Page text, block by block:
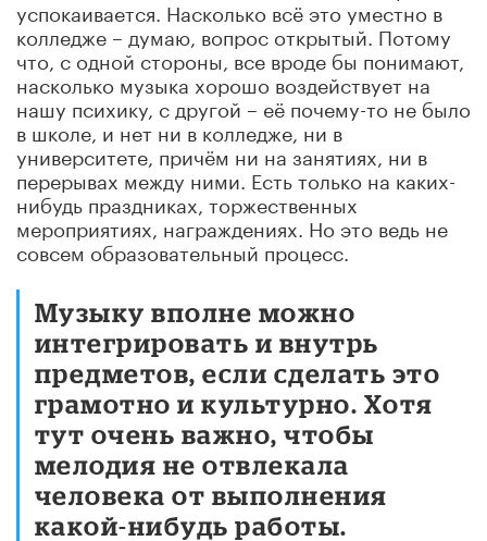
успокаивается. Насколько всё это уместно в
колледже – думаю, вопрос открытый. Потому
что, с одной стороны, все вроде бы понимают,
насколько музыка хорошо воздействует на
нашу психику, с другой – её почему-то не было
в школе, и нет ни в колледже, ни в
университете, причём ни на занятиях, ни в
перерывах между ними. Есть только на каких-
нибудь праздниках, торжественных
мероприятиях, награждениях. Но это ведь не
совсем образовательный процесс.
Музыку вполне можно
интегрировать и внутрь
предметов, если сделать это
грамотно и культурно. Хотя
тут очень важно, чтобы
мелодия не отвлекала
человека от выполнения
какой-нибудь работы.